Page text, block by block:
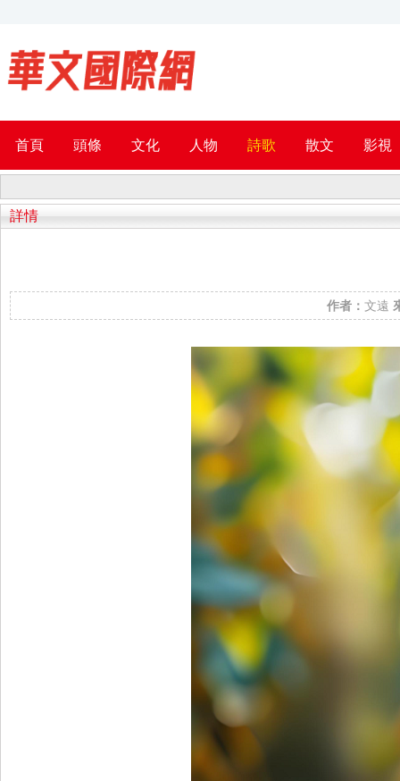
首頁 頭條 文化 人物 詩歌 散文 影視
詳情
作者： 文遠